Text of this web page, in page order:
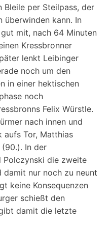
per Steilpass, der
überwinden kann. In
mit, nach 64 Minuten
Kressbronner
lenkt Leibinger
noch um den
in einer hektischen
noch
Felix Würstle.
nach innen und
aufs Tor, Matthias
In der
Polczynski die zweite
damit nur noch zu neunt
keine Konsequenzen
schießt den
damit die letzte